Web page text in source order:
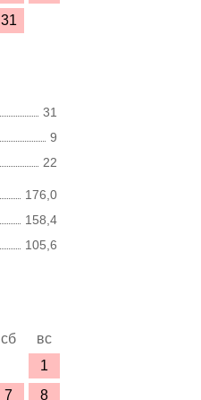
31
31
9
22
176,0
158,4
105,6
сб
вс
1
7 8